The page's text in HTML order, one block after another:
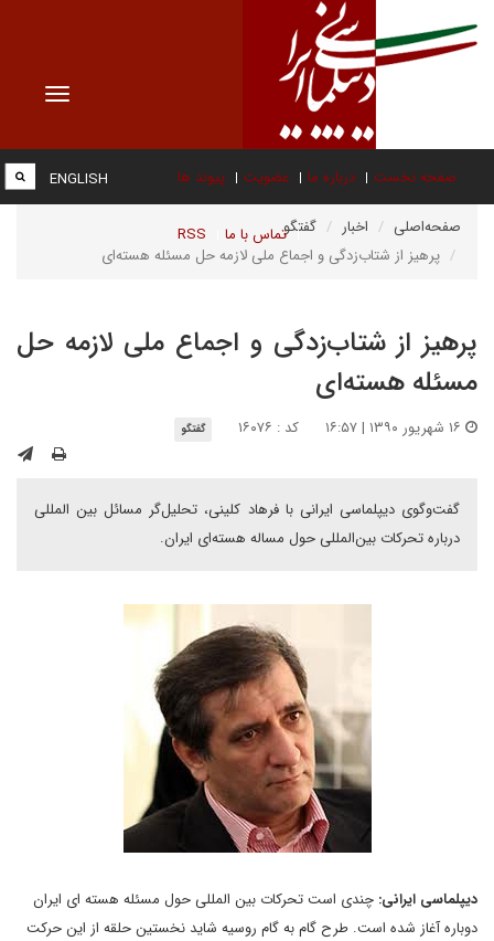
Toggle
صفحه نخست درباره ما عضویت پیوند ها
تماس با ما RSS
ENGLISH
صفحه‌اصلی اخبار
گفتگو
پرهیز از شتاب‌زدگی و اجماع ملی لازمه حل مسئله هسته‌ای
پرهیز از شتاب‌زدگی و اجماع ملی لازمه حل
مسئله هسته‌ای
کد : ۱۶۰۷۶ گفتگو
گفت‌وگوی دیپلماسی ایرانی با فرهاد کلینی، تحلیل‌گر مسائل بین المللی
درباره تحرکات بین‌المللی حول مساله هسته‌ای ایران.
دیپلماسی ایرانی: چندی است تحرکات بین المللی حول مسئله هسته ای ایران
دوباره آغاز شده است. طرح گام به گام روسیه شاید نخستین حلقه از این حرکت